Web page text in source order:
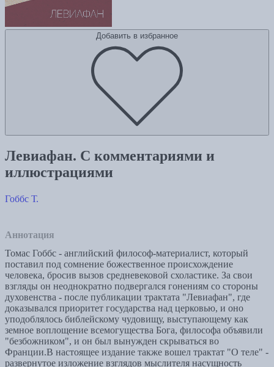
Добавить в избранное
Левиафан. С комментариями и
иллюстрациями
Гоббс Т.
Аннотация
Томас Гоббс - английский философ-материалист, который
поставил под сомнение божественное происхождение
человека, бросив вызов средневековой схоластике. За свои
взгляды он неоднократно подвергался гонениям со стороны
духовенства - после публикации трактата "Левиафан", где
доказывался приоритет государства над церковью, и оно
уподоблялось библейскому чудовищу, выступающему как
земное воплощение всемогущества Бога, философа объявили
"безбожником", и он был вынужден скрываться во
Франции.В настоящее издание также вошел трактат "О теле" -
развернутое изложение взглядов мыслителя насущность